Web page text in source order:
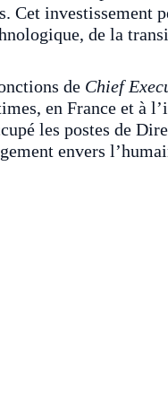
Cet
de la
de Chief
en France et à
les postes de
envers